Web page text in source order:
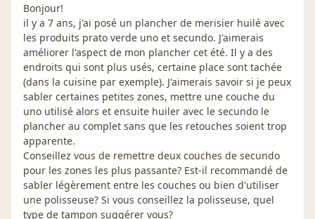
Bonjour!
il y a 7 ans, j'ai posé un plancher de merisier huilé avec
les produits prato verde uno et secundo. J'aimerais
améliorer l'aspect de mon plancher cet été. Il y a des
endroits qui sont plus usés, certaine place sont tachée
(dans la cuisine par exemple). J'aimerais savoir si je peux
sabler certaines petites zones, mettre une couche du
uno utilisé alors et ensuite huiler avec le secundo le
plancher au complet sans que les retouches soient trop
apparente.
Conseillez vous de remettre deux couches de secundo
pour les zones les plus passante? Est-il recommandé de
sabler légèrement entre les couches ou bien d'utiliser
une polisseuse? Si vous conseillez la polisseuse, quel
type de tampon suggérer vous?